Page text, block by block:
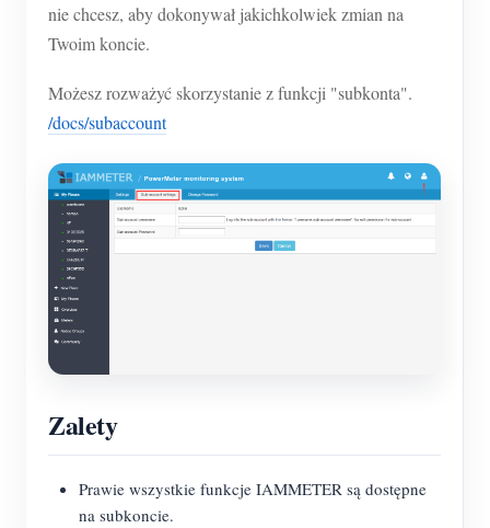
nie chcesz, aby dokonywał jakichkolwiek zmian na
Twoim koncie.
Możesz rozważyć skorzystanie z funkcji "subkonta".
/docs/subaccount
Zalety
Prawie wszystkie funkcje IAMMETER są dostępne
na subkoncie.